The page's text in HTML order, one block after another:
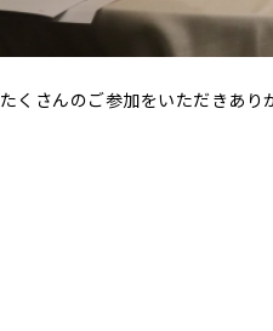
たくさんのご参加をいただきあり